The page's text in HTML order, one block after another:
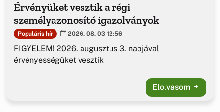
Érvényüket vesztik a régi
személyazonosító igazolványok
Populáris hír 2026. 08. 03 12:56
FIGYELEM! 2026. augusztus 3. napjával
érvényességüket vesztik
Elolvasom